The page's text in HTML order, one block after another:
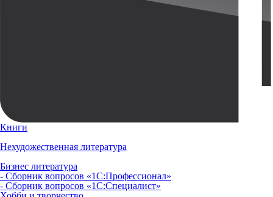
Книги
Нехудожественная литература
Бизнес литература
- Сборник вопросов «1С:Профессионал»
- Сборник вопросов «1С:Специалист»